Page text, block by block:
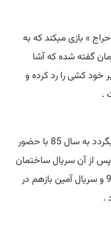
حراج » بازی میکند که به
گفته شده که آشا
خود کشی را رد کرده و
.
به سال 85 با
حضور
از آن سریال ساختمان
85 و سریال همه چیز آنجاست در سال 93 و سریال آمین بازهم در